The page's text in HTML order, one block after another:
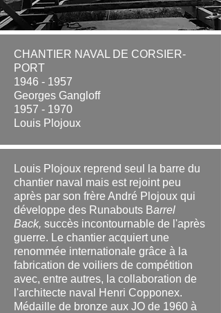
CHANTIER NAVAL DE CORSIER-
PORT
1946 - 1957
Georges Gangloff
1957 - 1970
Louis Plojoux
Louis Plojoux reprend seul la barre du
chantier naval mais est rejoint peu
après par son frère André Plojoux qui
développe des Runabouts Barrel
Back, succès incontournable de l'après
guerre. Le chantier acquiert une
renommée internationale grâce à la
fabrication de voiliers de compétition
avec, entre autres, la collaboration de
l'architecte naval Henri Copponex.
Médaille de bronze aux JO de 1960 à